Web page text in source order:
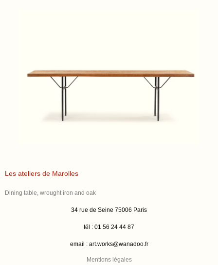
Les ateliers de Marolles
Dining table, wrought iron and oak
34 rue de Seine 75006 Paris
tél : 01 56 24 44 87
email : art.works@wanadoo.fr
Mentions légales